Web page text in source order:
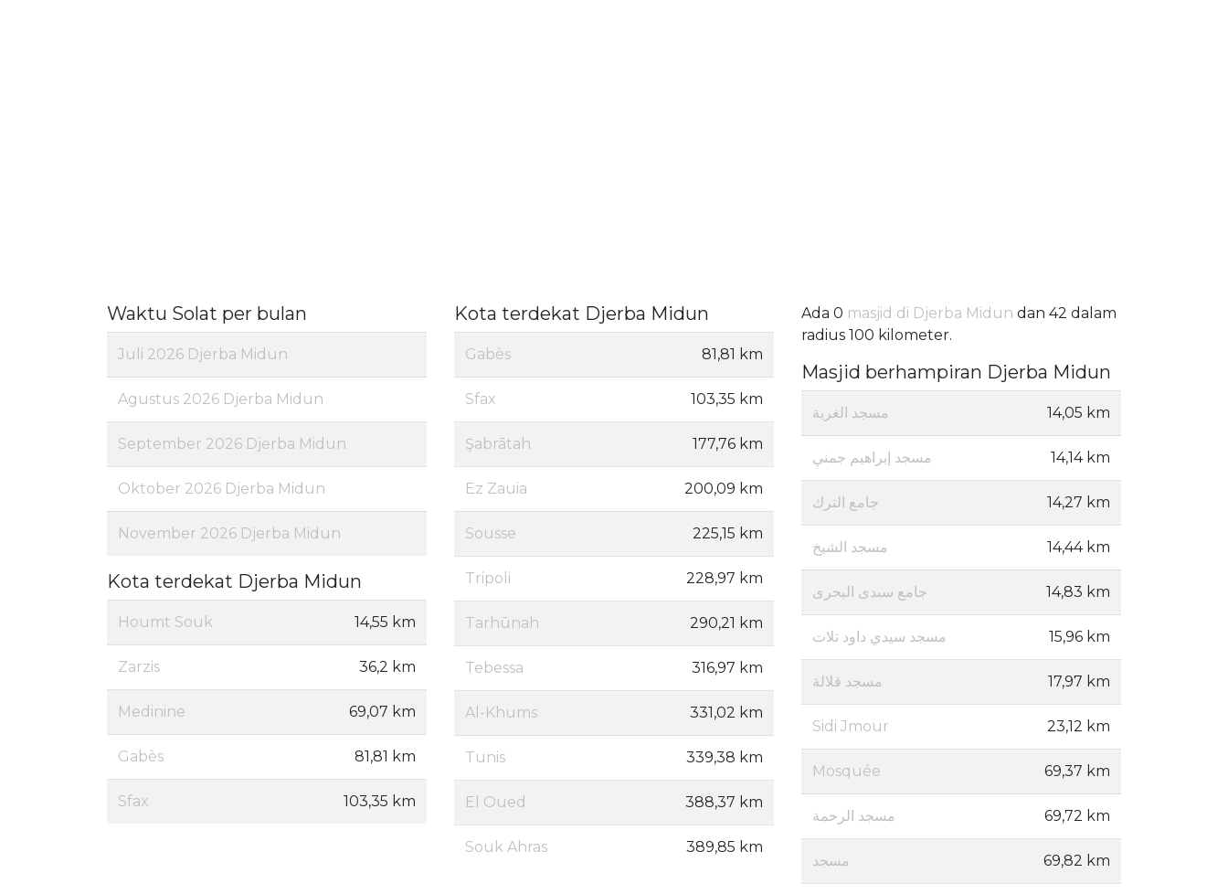
Waktu Solat per bulan
Juli 2026 Djerba Midun
Agustus 2026 Djerba Midun
September 2026 Djerba Midun
Oktober 2026 Djerba Midun
November 2026 Djerba Midun
Kota terdekat Djerba Midun
Houmt Souk 14,55 km
Zarzis 36,2 km
Medinine 69,07 km
Gabès 81,81 km
Sfax 103,35 km
Kota terdekat Djerba Midun
Gabès 81,81 km
Sfax 103,35 km
Şabrātah 177,76 km
Ez Zauia 200,09 km
Sousse 225,15 km
Tripoli 228,97 km
Tarhūnah 290,21 km
Tebessa 316,97 km
Al-Khums 331,02 km
Tunis 339,38 km
El Oued 388,37 km
Souk Ahras 389,85 km
Ada 0 masjid di Djerba Midun dan 42 dalam
radius 100 kilometer.
Masjid berhampiran Djerba Midun
مسجد الغربة 14,05 km
مسجد إبراهيم جمني 14,14 km
جامع الترك 14,27 km
مسجد الشيخ 14,44 km
جامع سىدى البحرى 14,83 km
مسجد سيدي داود تلات 15,96 km
مسجد قلالة 17,97 km
Sidi Jmour 23,12 km
Mosquée 69,37 km
مسجد الرحمة 69,72 km
مسجد 69,82 km